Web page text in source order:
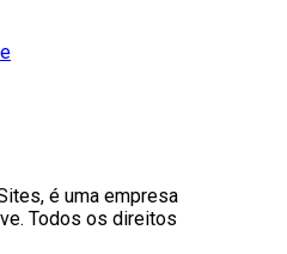
é uma empresa
Todos os direitos